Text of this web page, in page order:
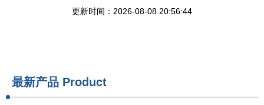
更新时间：2026-08-08 20:56:44
最新产品 Product